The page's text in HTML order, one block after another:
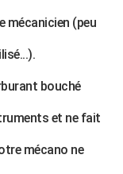
mécanicien (peu
bouché
et ne fait
mécano ne